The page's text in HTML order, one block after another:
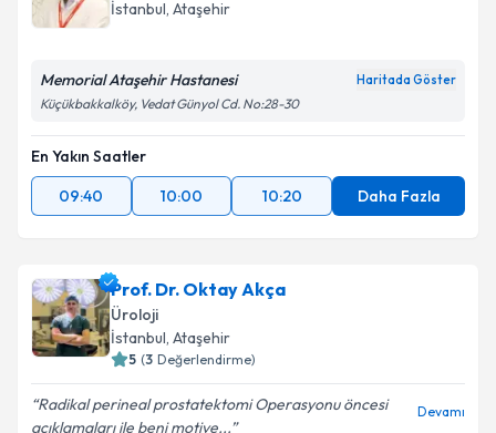
İstanbul, Ataşehir
Memorial Ataşehir Hastanesi Haritada Göster
Küçükbakkalköy, Vedat Günyol Cd. No:28-30
En Yakın Saatler
09:40
10:00 10:20 Daha Fazla
Prof. Dr. Oktay Akça
Üroloji
İstanbul, Ataşehir
5 (3 Değerlendirme)
Radikal perineal prostatektomi Operasyonu öncesi
açıklamaları ile beni motive...
Devamı